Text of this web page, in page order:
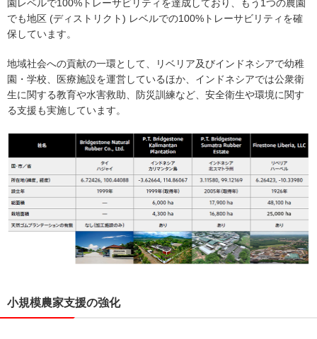
園レベルで100%トレーサビリティを達成しており、もう1つの農園
でも地区 (ディストリクト) レベルでの100%トレーサビリティを確
保しています。
地域社会への貢献の一環として、リベリア及びインドネシアで幼稚
園・学校、医療施設を運営しているほか、インドネシアでは公衆衛
生に関する教育や水害救助、防災訓練など、安全衛生や環境に関す
る支援も実施しています。
小規模農家支援の強化